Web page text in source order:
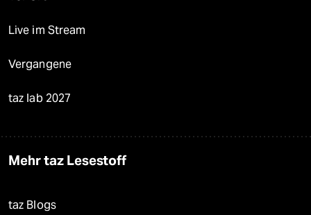
Live im Stream
Vergangene
taz lab 2027
Mehr taz Lesestoff
taz Blogs